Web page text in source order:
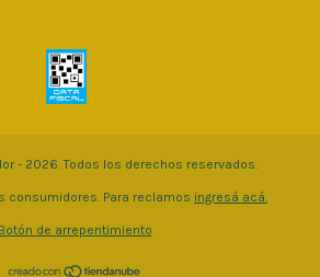
- 2026. Todos los derechos reservados.
consumidores. Para reclamos ingresá acá.
Botón de arrepentimiento